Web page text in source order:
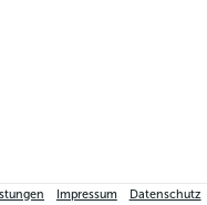
Impressum Datenschutz